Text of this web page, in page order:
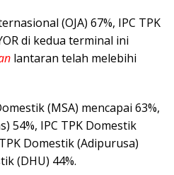
(OJA) 67%, IPC TPK
di kedua terminal ini
lantaran telah melebihi
(MSA) mencapai 63%,
54%, IPC TPK Domestik
Domestik (Adipurusa)
(DHU) 44%.